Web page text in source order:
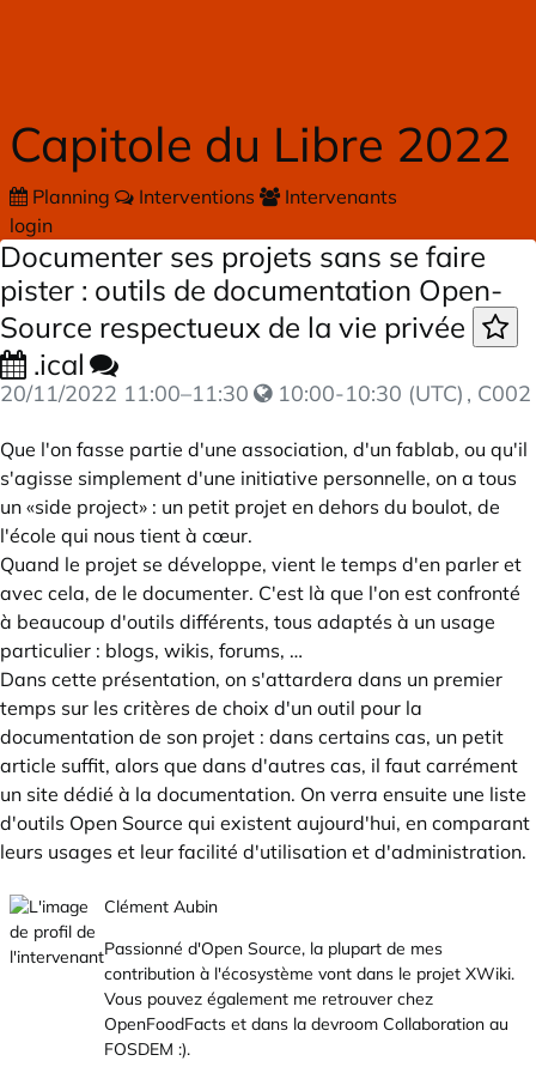
Capitole du Libre 2022
Planning Interventions
Intervenants
login
Documenter ses projets sans se faire
pister : outils de documentation Open-
Source respectueux de la vie privée
.ical
20/11/2022 11:00–11:30 10:00-10:30 (UTC) , C002
Que l'on fasse partie d'une association, d'un fablab, ou qu'il
s'agisse simplement d'une initiative personnelle, on a tous
un «side project» : un petit projet en dehors du boulot, de
l'école qui nous tient à cœur.
Quand le projet se développe, vient le temps d'en parler et
avec cela, de le documenter. C'est là que l'on est confronté
à beaucoup d'outils différents, tous adaptés à un usage
particulier : blogs, wikis, forums, …
Dans cette présentation, on s'attardera dans un premier
temps sur les critères de choix d'un outil pour la
documentation de son projet : dans certains cas, un petit
article suffit, alors que dans d'autres cas, il faut carrément
un site dédié à la documentation. On verra ensuite une liste
d'outils Open Source qui existent aujourd'hui, en comparant
leurs usages et leur facilité d'utilisation et d'administration.
Clément Aubin
Passionné d'Open Source, la plupart de mes
contribution à l'écosystème vont dans le projet XWiki.
Vous pouvez également me retrouver chez
OpenFoodFacts et dans la devroom Collaboration au
FOSDEM :).